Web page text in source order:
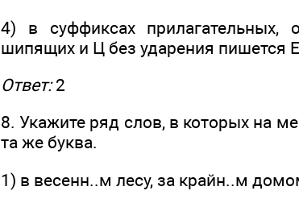
4) в суффиксах прилагательных,
шипящих и Ц без ударения пишется Е
Ответ:2
8. Укажите ряд слов, в которых на
та же буква.
1) в весенн..м лесу, за крайн..м